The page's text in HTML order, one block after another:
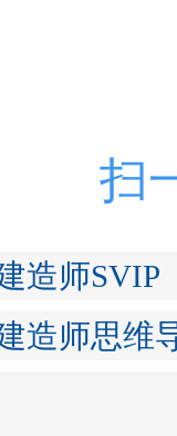
扫
造师SVIP
造师思维